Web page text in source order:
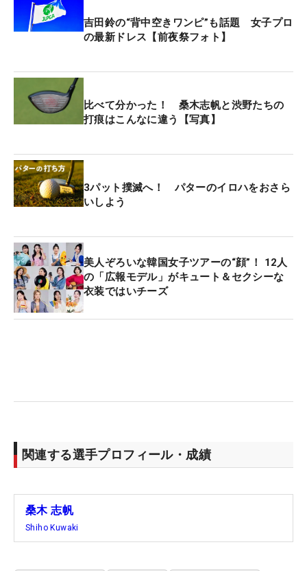
吉田鈴の“背中空きワンピ”も話題 女子プロ
の最新ドレス【前夜祭フォト】
比べて分かった！ 桑木志帆と渋野たちの
打痕はこんなに違う【写真】
3パット撲滅へ！ パターのイロハをおさら
いしよう
美人ぞろいな韓国女子ツアーの“顔”！ 12人
の「広報モデル」がキュート＆セクシーな
衣装ではいチーズ
関連する選手プロフィール・成績
桑木 志帆
Shiho Kuwaki